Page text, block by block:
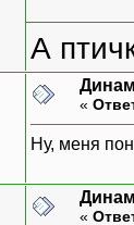
А
«
Ну, меня
«